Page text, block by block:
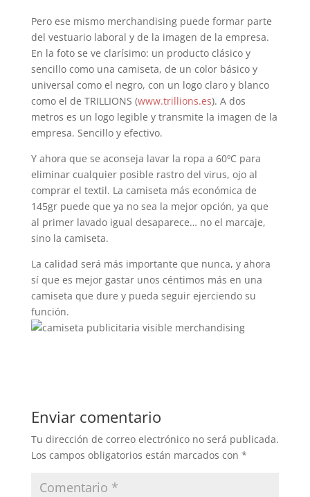
Pero ese mismo merchandising puede formar parte
del vestuario laboral y de la imagen de la empresa.
En la foto se ve clarísimo: un producto clásico y
sencillo como una camiseta, de un color básico y
universal como el negro, con un logo claro y blanco
como el de TRILLIONS (www.trillions.es). A dos
metros es un logo legible y transmite la imagen de la
empresa. Sencillo y efectivo.
Y ahora que se aconseja lavar la ropa a 60ºC para
eliminar cualquier posible rastro del virus, ojo al
comprar el textil. La camiseta más económica de
145gr puede que ya no sea la mejor opción, ya que
al primer lavado igual desaparece… no el marcaje,
sino la camiseta.
La calidad será más importante que nunca, y ahora
sí que es mejor gastar unos céntimos más en una
camiseta que dure y pueda seguir ejerciendo su
función.
Enviar comentario
Tu dirección de correo electrónico no será publicada.
Los campos obligatorios están marcados con *